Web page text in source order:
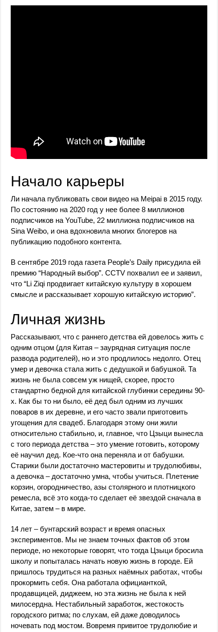
Начало карьеры
Ли начала публиковать свои видео на Meipai в 2015 году.
По состоянию на 2020 год у нее более 8 миллионов
подписчиков на YouTube, 22 миллиона подписчиков на
Sina Weibo, и она вдохновила многих блогеров на
публикацию подобного контента.
В сентябре 2019 года газета People’s Daily присудила ей
премию “Народный выбор”. CCTV похвалил ее и заявил,
что “Li Ziqi продвигает китайскую культуру в хорошем
смысле и рассказывает хорошую китайскую историю”.
Личная жизнь
Рассказывают, что с раннего детства ей довелось жить с
одним отцом (для Китая – заурядная ситуация после
развода родителей), но и это продлилось недолго. Отец
умер и девочка стала жить с дедушкой и бабушкой. Та
жизнь не была совсем уж нищей, скорее, просто
стандартно бедной для китайской глубинки середины 90-
х. Как бы то ни было, её дед был одним из лучших
поваров в их деревне, и его часто звали приготовить
угощения для свадеб. Благодаря этому они жили
относительно стабильно, и, главное, что Цзыци вынесла
с того периода детства – это умение готовить, которому
её научил дед. Кое-что она переняла и от бабушки.
Старики были достаточно мастеровиты и трудолюбивы,
а девочка – достаточно умна, чтобы учиться. Плетение
корзин, огородничество, азы столярного и плотницкого
ремесла, всё это когда-то сделает её звездой сначала в
Китае, затем – в мире.
14 лет – бунтарский возраст и время опасных
экспериментов. Мы не знаем точных фактов об этом
периоде, но некоторые говорят, что тогда Цзыци бросила
школу и попыталась начать новую жизнь в городе. Ей
пришлось трудиться на разных наёмных работах, чтобы
прокормить себя. Она работала официанткой,
продавщицей, диджеем, но эта жизнь не была к ней
милосердна. Нестабильный заработок, жестокость
городского ритма; по слухам, ей даже доводилось
ночевать под мостом. Вовремя привитое трудолюбие и